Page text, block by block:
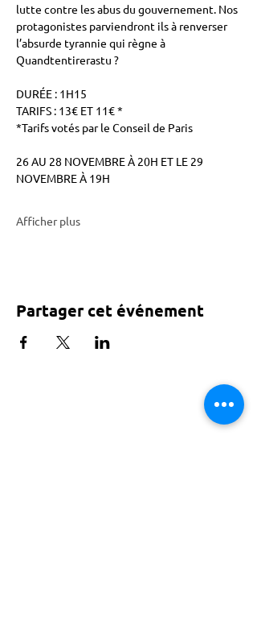
lutte contre les abus du gouvernement. Nos
protagonistes parviendront ils à renverser
l’absurde tyrannie qui règne à
Quandtentirerastu ?
DURÉE : 1H15
TARIFS : 13€ ET 11€ *
*Tarifs votés par le Conseil de Paris
26 AU 28 NOVEMBRE À 20H ET LE 29
NOVEMBRE À 19H
Afficher plus
Partager cet événement